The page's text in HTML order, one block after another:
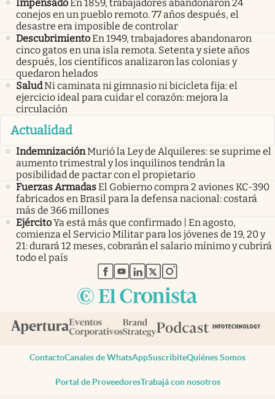
ImpensadoEn 1859, trabajadores abandonaron 24
conejos en un pueblo remoto. 77 años después, el
desastre era imposible de controlar
DescubrimientoEn 1949, trabajadores abandonaron
cinco gatos en una isla remota. Setenta y siete años
después, los científicos analizaron las colonias y
quedaron helados
SaludNi caminata ni gimnasio ni bicicleta fija: el
ejercicio ideal para cuidar el corazón: mejora la
circulación
Actualidad
IndemnizaciónMurió la Ley de Alquileres: se suprime el
aumento trimestral y los inquilinos tendrán la
posibilidad de pactar con el propietario
Fuerzas ArmadasEl Gobierno compra 2 aviones KC-390
fabricados en Brasil para la defensa nacional: costará
más de 366 millones
EjércitoYa está más que confirmado | En agosto,
comienza el Servicio Militar para los jóvenes de 19, 20 y
21: durará 12 meses, cobrarán el salario mínimo y cubrirá
todo el país
abre en nueva pestaña
abre en nueva pestaña
abre en nueva pestaña
abre en nueva pestaña
abre en nueva pestaña
ContactoCanales de WhatsAppSuscribiteQuiénes Somos
Portal de ProveedoresTrabajá con nosotros